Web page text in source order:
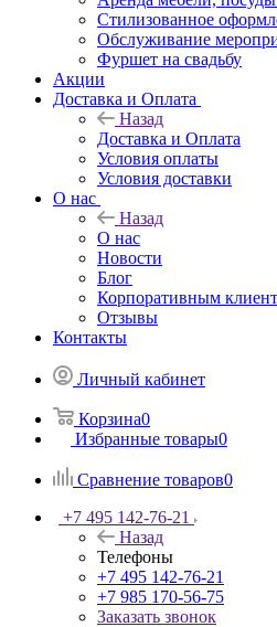
Стилизованное
Обслуживание
Фуршет на свадьбу
Акции
Доставка и Оплата
Назад
Доставка и Оплата
Условия оплаты
Условия доставки
О нас
Назад
О нас
Новости
Блог
Корпоративным
Отзывы
Контакты
Личный кабинет
Корзина0
Избранные товары0
Сравнение товаров0
+7 495 142-76-21
Назад
Телефоны
+7 495 142-76-21
+7 985 170-56-75
Заказать звонок